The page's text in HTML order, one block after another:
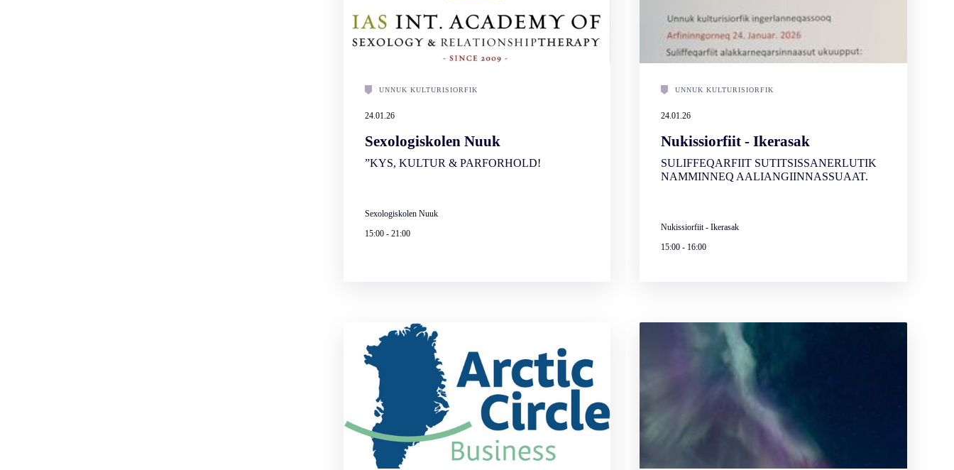
UNNUK KULTURISIORFIK
24.01.26
Sexologiskolen Nuuk
”KYS, KULTUR & PARFORHOLD!
Sexologiskolen Nuuk
15:00- 21:00
UNNUK KULTURISIORFIK
24.01.26
Nukissiorfiit - Ikerasak
SULIFFEQARFIIT SUTITSISSANERLUTIK
NAMMINNEQ AALIANGIINNASSUAAT.
Nukissiorfiit - Ikerasak
15:00 - 16:00